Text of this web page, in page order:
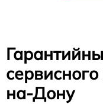
на-Дону